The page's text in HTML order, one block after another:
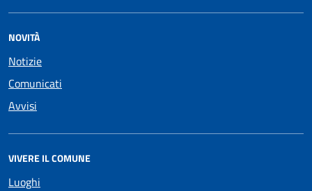
NOVITÀ
Notizie
Comunicati
Avvisi
VIVERE IL COMUNE
Luoghi